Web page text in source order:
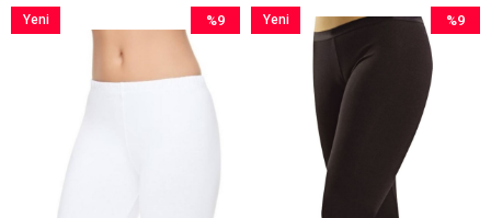
%9
İndirim
%9İndirim
Yeni
%9
Yeni